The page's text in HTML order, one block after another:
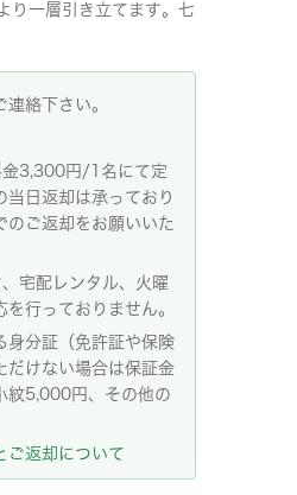
り一層引き立てます。七
絡下さい。
3,300円/1名にて定
日返却は承っており
のご返却をお願いいた
宅配レンタル、火曜
行っておりません。
分証（免許証や保険
だけない場合は保証金
紋5,000円、その他の
ご返却について